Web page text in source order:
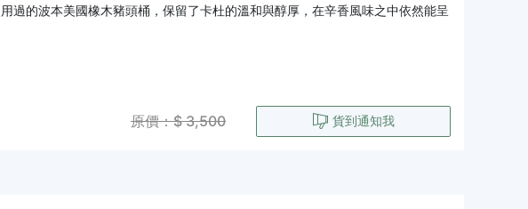
過的波本美國橡木豬頭桶，保留了卡杜的溫和與醇厚，在辛香風味之中依然能呈
原價：$ 3,500 貨到通知我